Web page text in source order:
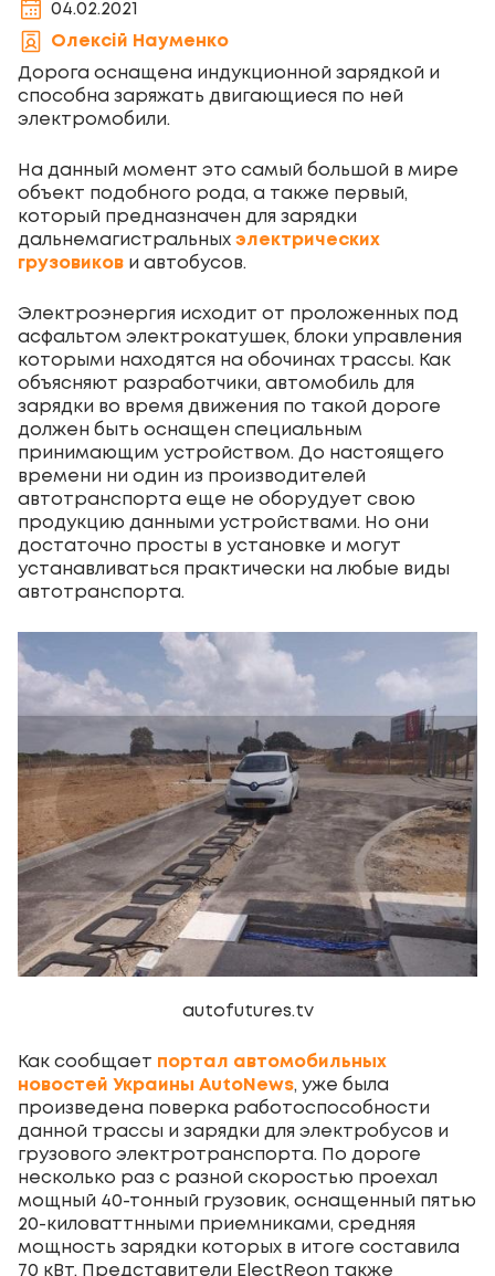
04.02.2021
Олексій Науменко
Дорога оснащена индукционной зарядкой и
способна заряжать двигающиеся по ней
электромобили.
На данный момент это самый большой в мире
объект подобного рода, а также первый,
который предназначен для зарядки
дальнемагистральных электрических
грузовиков и автобусов.
Электроэнергия исходит от проложенных под
асфальтом электрокатушек, блоки управления
которыми находятся на обочинах трассы. Как
объясняют разработчики, автомобиль для
зарядки во время движения по такой дороге
должен быть оснащен специальным
принимающим устройством. До настоящего
времени ни один из производителей
автотранспорта еще не оборудует свою
продукцию данными устройствами. Но они
достаточно просты в установке и могут
устанавливаться практически на любые виды
автотранспорта.
autofutures.tv
Как сообщает портал автомобильных
новостей Украины AutoNews, уже была
произведена поверка работоспособности
данной трассы и зарядки для электробусов и
грузового электротранспорта. По дороге
несколько раз с разной скоростью проехал
мощный 40-тонный грузовик, оснащенный пятью
20-киловаттнными приемниками, средняя
мощность зарядки которых в итоге составила
70 кВт. Представители ElectReon также